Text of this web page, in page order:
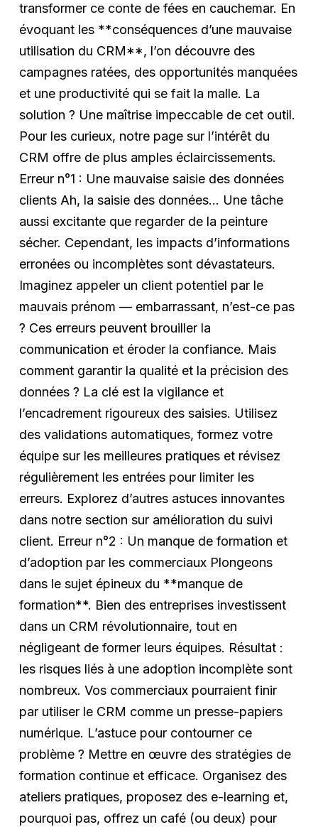
transformer ce conte de fées en cauchemar. En
évoquant les **conséquences d’une mauvaise
utilisation du CRM**, l’on découvre des
campagnes ratées, des opportunités manquées
et une productivité qui se fait la malle. La
solution ? Une maîtrise impeccable de cet outil.
Pour les curieux, notre page sur l’intérêt du
CRM offre de plus amples éclaircissements.
Erreur n°1 : Une mauvaise saisie des données
clients Ah, la saisie des données… Une tâche
aussi excitante que regarder de la peinture
sécher. Cependant, les impacts d’informations
erronées ou incomplètes sont dévastateurs.
Imaginez appeler un client potentiel par le
mauvais prénom — embarrassant, n’est-ce pas
? Ces erreurs peuvent brouiller la
communication et éroder la confiance. Mais
comment garantir la qualité et la précision des
données ? La clé est la vigilance et
l’encadrement rigoureux des saisies. Utilisez
des validations automatiques, formez votre
équipe sur les meilleures pratiques et révisez
régulièrement les entrées pour limiter les
erreurs. Explorez d’autres astuces innovantes
dans notre section sur amélioration du suivi
client. Erreur n°2 : Un manque de formation et
d’adoption par les commerciaux Plongeons
dans le sujet épineux du **manque de
formation**. Bien des entreprises investissent
dans un CRM révolutionnaire, tout en
négligeant de former leurs équipes. Résultat :
les risques liés à une adoption incomplète sont
nombreux. Vos commerciaux pourraient finir
par utiliser le CRM comme un presse-papiers
numérique. L’astuce pour contourner ce
problème ? Mettre en œuvre des stratégies de
formation continue et efficace. Organisez des
ateliers pratiques, proposez des e-learning et,
pourquoi pas, offrez un café (ou deux) pour